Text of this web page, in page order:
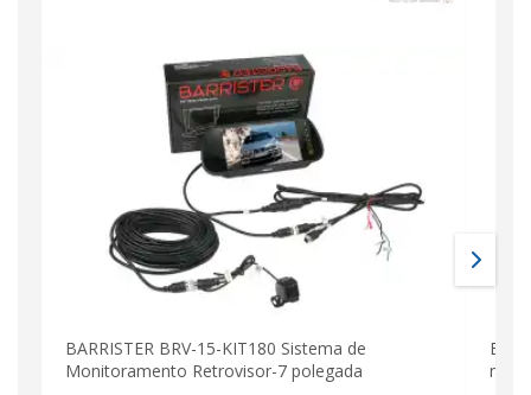
BARRISTER BRV-15-KIT180 Sistema de
Monitoramento Retrovisor-7 polegada